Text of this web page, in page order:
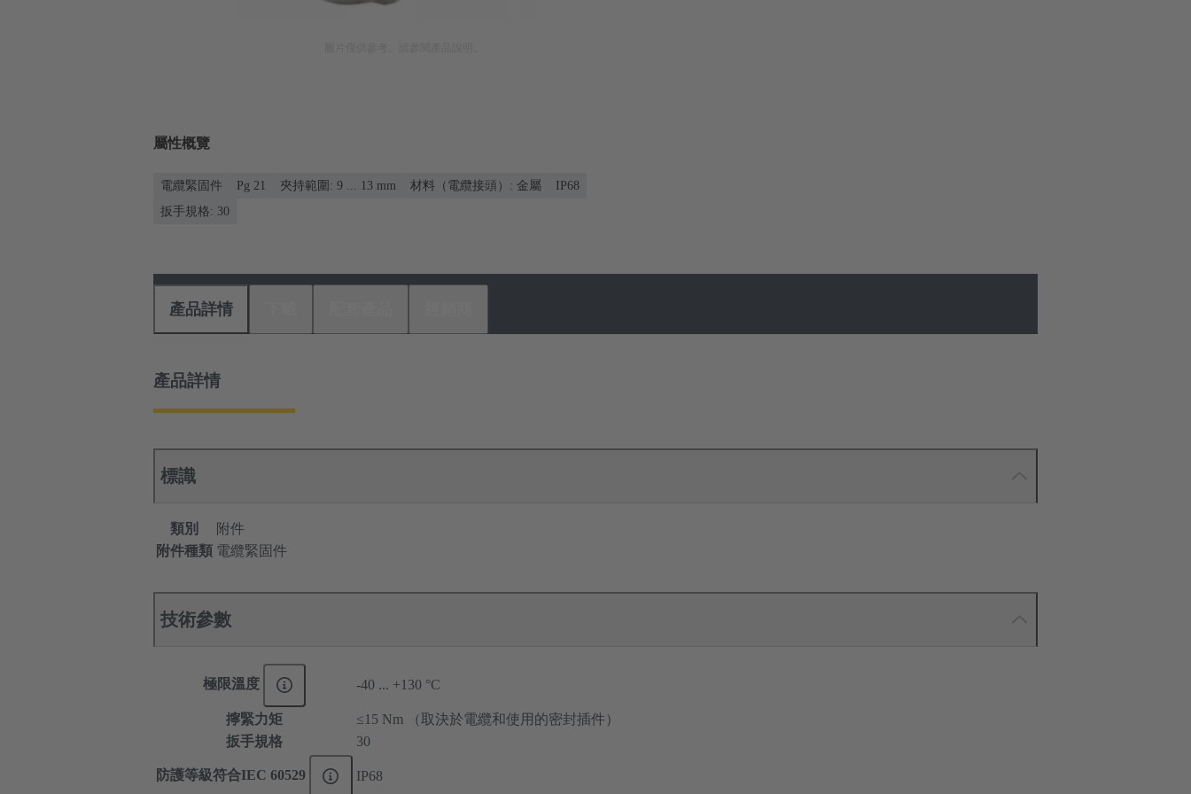
屬性概覽
電纜緊固件 Pg 21 夾持範圍: 9 ... 13 mm 材料（電纜接頭）: 金屬
IP68
扳手規格: 30
產品詳情
產品詳情
標識
類別
附件
附件種類 電纜緊固件
技術參數
極限溫度 -40 ... +130 °C
擰緊力矩
≤15 Nm （取決於電纜和使用的密封插件）
扳手規格
30
防護等級符合IEC 60529 IP68